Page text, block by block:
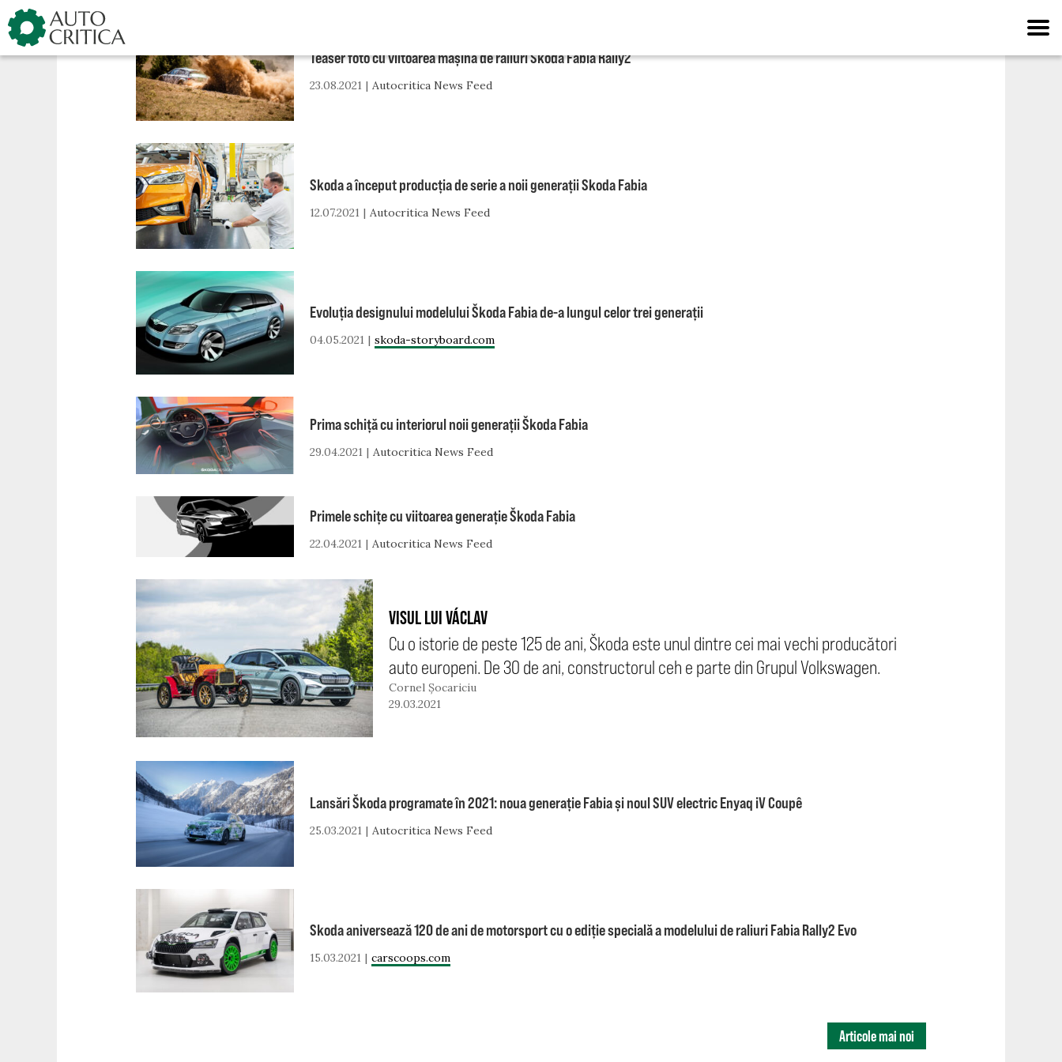
Skip
to
content
Teaser foto cu viitoarea mașină de raliuri Škoda Fabia Rally2
23.08.2021 Autocritica News Feed
Skoda a început producția de serie a noii generații Skoda Fabia
12.07.2021 Autocritica News Feed
Evoluția designului modelului Škoda Fabia de-a lungul celor trei generații
04.05.2021 skoda-storyboard.com
Prima schiță cu interiorul noii generații Škoda Fabia
29.04.2021 Autocritica News Feed
Primele schițe cu viitoarea generație Škoda Fabia
22.04.2021 Autocritica News Feed
VISUL LUI VÁCLAV
Cu o istorie de peste 125 de ani, Škoda este unul dintre cei mai vechi producători
auto europeni. De 30 de ani, constructorul ceh e parte din Grupul Volkswagen.
Cornel Șocariciu
29.03.2021
Lansări Škoda programate în 2021: noua generație Fabia și noul SUV electric Enyaq iV Coupê
25.03.2021 Autocritica News Feed
Skoda aniversează 120 de ani de motorsport cu o ediție specială a modelului de raliuri Fabia Rally2 Evo
15.03.2021 carscoops.com
Articole mai noi